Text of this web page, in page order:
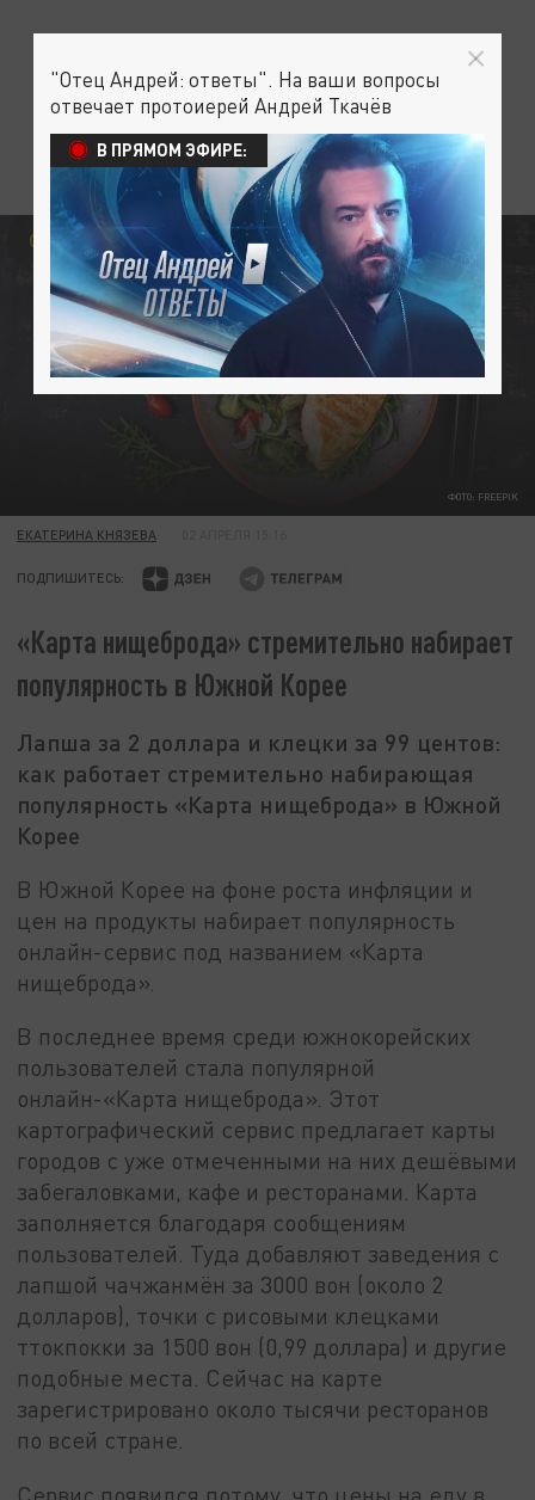
ФОТО: FREEPIK
ОБЩЕСТВО
ЕКАТЕРИНА КНЯЗЕВА
ПОДПИШИТЕСЬ:
«Карта нищеброда» стремительно набирает
популярность в Южной Корее
Лапша за 2 доллара и клецки за 99 центов:
как работает стремительно набирающая
популярность «Карта нищеброда» в Южной
Корее
В Южной Корее на фоне роста инфляции и
цен на продукты набирает популярность
онлайн-сервис под названием «Карта
нищеброда».
В последнее время среди южнокорейских
пользователей стала популярной
онлайн-«Карта нищеброда». Этот
картографический сервис предлагает карты
городов с уже отмеченными на них дешёвыми
забегаловками, кафе и ресторанами. Карта
заполняется благодаря сообщениям
пользователей. Туда добавляют заведения с
лапшой чачжанмён за 3000 вон (около 2
долларов), точки с рисовыми клецками
ттокпокки за 1500 вон (0,99 доллара) и другие
подобные места. Сейчас на карте
зарегистрировано около тысячи ресторанов
по всей стране.
"Отец Андрей: ответы". На ваши вопросы
отвечает протоиерей Андрей Ткачёв
В ПРЯМОМ ЭФИРЕ: